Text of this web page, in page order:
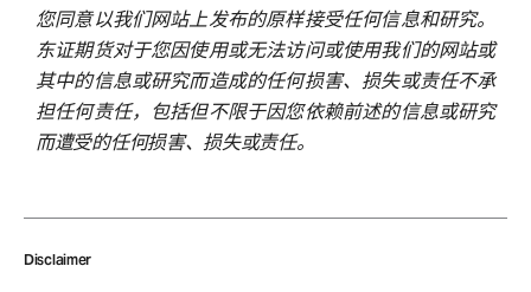
您同意以我们网站上发布的原样接受任何信息和研究。
东证期货对于您因使用或无法访问或使用我们的网站或
其中的信息或研究而造成的任何损害、损失或责任不承
担任何责任，包括但不限于因您依赖前述的信息或研究
而遭受的任何损害、损失或责任。
Disclaimer